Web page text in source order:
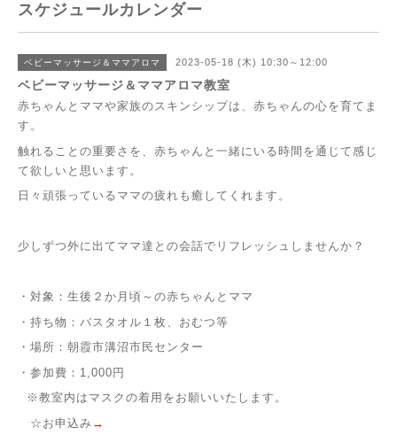
スケジュールカレンダー
ベビーマッサージ＆ママアロマ 2023-05-18 (木) 10:30～12:00
ベビーマッサージ＆ママアロマ教室
赤ちゃんとママや家族のスキンシップは、赤ちゃんの心を育てま
す。
触れることの重要さを、赤ちゃんと一緒にいる時間を通じて感じ
て欲しいと思います。
日々頑張っているママの疲れも癒してくれます。
少しずつ外に出てママ達との会話でリフレッシュしませんか？
・対象：生後２か月頃～の赤ちゃんとママ
・持ち物：バスタオル１枚、おむつ等
・場所：朝霞市溝沼市民センター
・参加費：1,000円
※教室内はマスクの着用をお願いいたします。
☆お申込み →